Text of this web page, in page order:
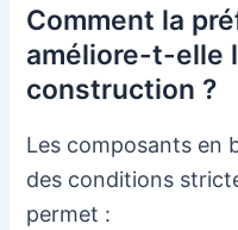
Comment la
améliore-t-elle
construction ?
Les composants en
des conditions
permet :